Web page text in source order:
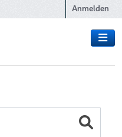
Anmelden